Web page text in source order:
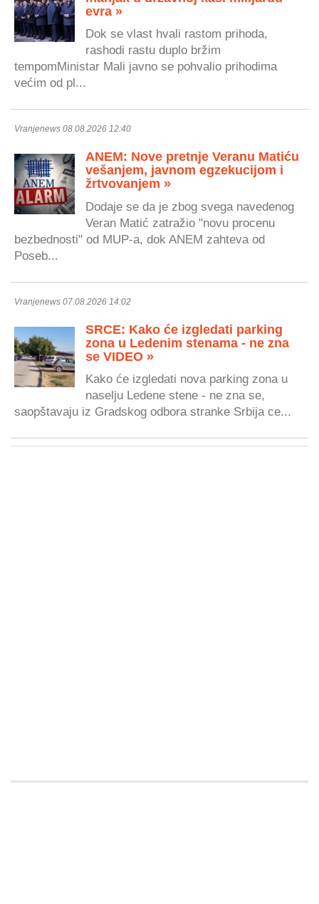
evra »
Dok se vlast hvali rastom prihoda,
rashodi rastu duplo bržim
tempomMinistar Mali javno se pohvalio prihodima
većim od pl...
Vranjenews 08.08.2026 12:40
ANEM: Nove pretnje Veranu Matiću
vešanjem, javnom egzekucijom i
žrtvovanjem »
Dodaje se da je zbog svega navedenog
Veran Matić zatražio "novu procenu
bezbednosti" od MUP-a, dok ANEM zahteva od
Poseb...
Vranjenews 07.08.2026 14:02
SRCE: Kako će izgledati parking
zona u Ledenim stenama - ne zna
se VIDEO »
Kako će izgledati nova parking zona u
naselju Ledene stene - ne zna se,
saopštavaju iz Gradskog odbora stranke Srbija ce...